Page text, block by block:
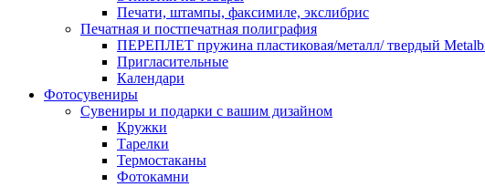
Печати, штампы, факсимиле, экслибрис
Печатная и постпечатная полиграфия
ПЕРЕПЛЕТ пружина пластиковая/металл/ твердый
Пригласительные
Календари
Фотосувениры
Сувениры и подарки с вашим дизайном
Кружки
Тарелки
Термостаканы
Фотокамни